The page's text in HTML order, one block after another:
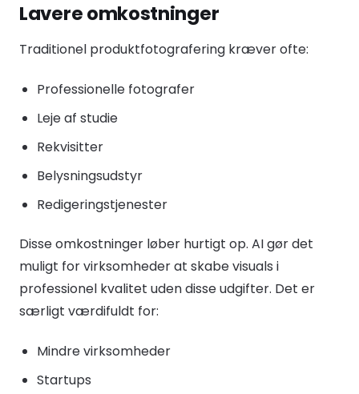
Lavere omkostninger
Traditionel produktfotografering kræver ofte:
Professionelle fotografer
Leje af studie
Rekvisitter
Belysningsudstyr
Redigeringstjenester
Disse omkostninger løber hurtigt op. AI gør det
muligt for virksomheder at skabe visuals i
professionel kvalitet uden disse udgifter. Det er
særligt værdifuldt for:
Mindre virksomheder
Startups